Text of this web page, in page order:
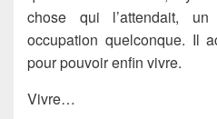
chose qui l’attendait,
occupation quelconque. Il
pour pouvoir enfin vivre.
Vivre…